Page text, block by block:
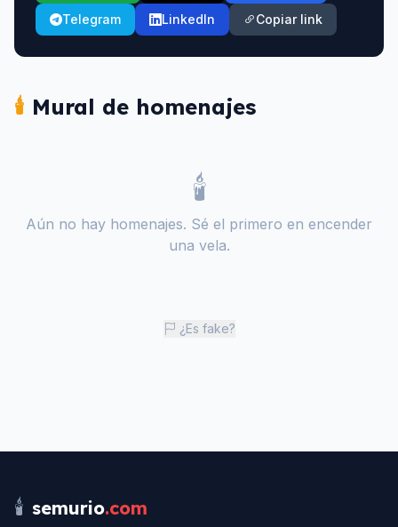
Telegram LinkedIn Copiar link
🕯️ Mural de homenajes
🕯️
Aún no hay homenajes. Sé el primero en encender
una vela.
¿Es fake?
🕯️ semurio.com